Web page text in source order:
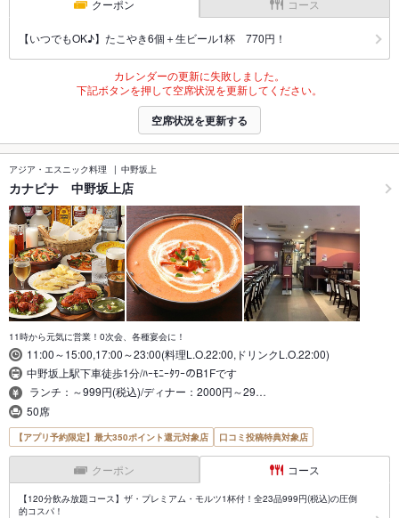
クーポン コース
【いつでもOK♪】たこやき6個＋生ビール1杯 770円！
カレンダーの更新に失敗しました。
下記ボタンを押して空席状況を更新してください。
空席状況を更新する
アジア・エスニック料理 中野坂上
カナピナ 中野坂上店
11時から元気に営業！0次会、各種宴会に！
11:00～15:00,17:00～23:00(料理L.O.22:00,ドリンクL.O.22:00)
中野坂上駅下車徒歩1分/ﾊｰﾓﾆｰﾀﾜｰのB1Fです
ランチ：～999円(税込)/ディナー：2000円～29…
50席
【アプリ予約限定】最大350ポイント還元対象店 口コミ投稿特典対象店
クーポン コース
【120分飲み放題コース】ザ・プレミアム・モルツ1杯付！全23品999円(税込)の圧倒
的コスパ！